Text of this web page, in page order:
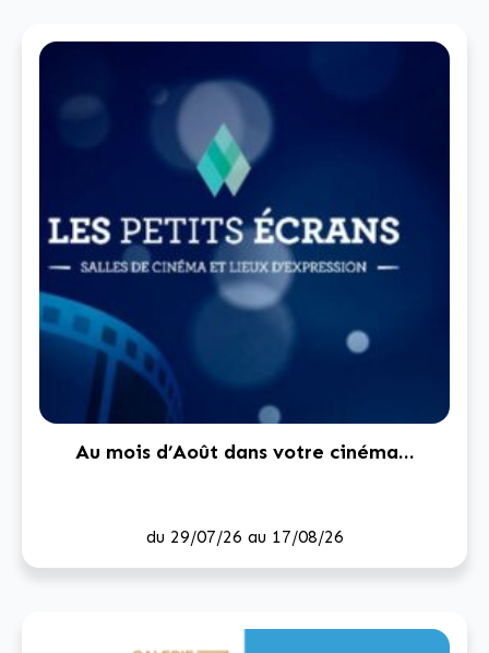
Au mois d’Août dans votre cinéma…
du 29/07/26 au 17/08/26